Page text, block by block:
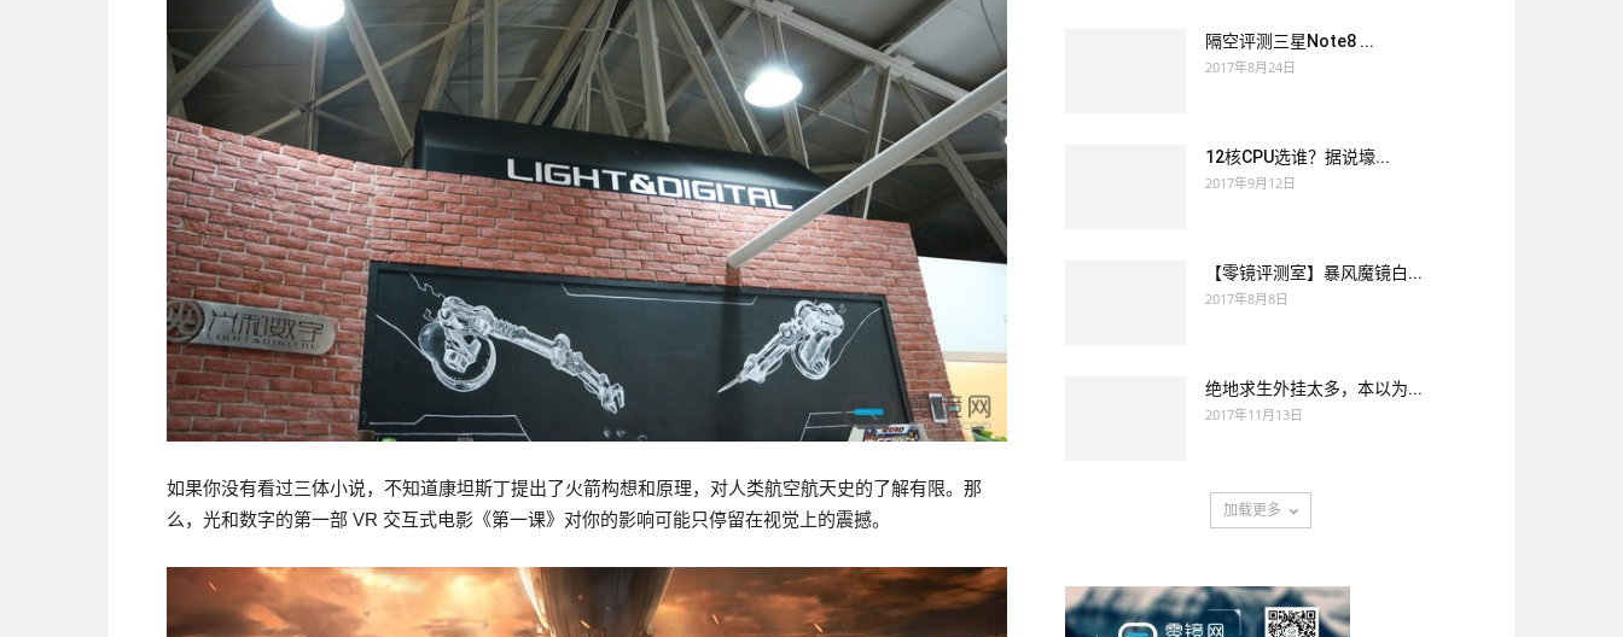
如果你没有看过三体小说，不知道康坦斯丁提出了火箭构想和原理，对人类航空航天史的了解有限。那
么，光和数字的第一部 VR 交互式电影《第一课》对你的影响可能只停留在视觉上的震撼。
隔空评测三星Note8 ...
2017年8月24日
12核CPU选谁？据说壕...
2017年9月12日
【零镜评测室】暴风魔镜白...
2017年8月8日
绝地求生外挂太多，本以为...
2017年11月13日
加载更多